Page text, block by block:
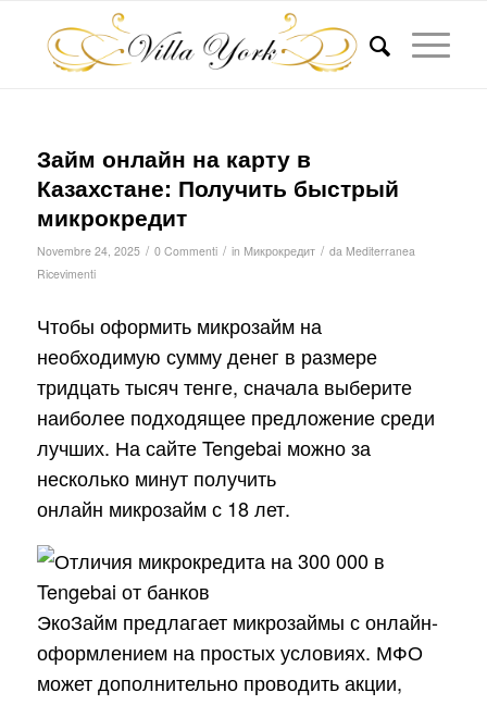
Займ онлайн на карту в
Казахстане: Получить быстрый
микрокредит
Novembre 24, 2025 / 0 Commenti / in Микрокредит / da Mediterranea
Ricevimenti
Чтобы оформить микрозайм на
необходимую сумму денег в размере
тридцать тысяч тенге, сначала выберите
наиболее подходящее предложение среди
лучших. На сайте Tengebai можно за
несколько минут получить
онлайн микрозайм с 18 лет.
ЭкоЗайм предлагает микрозаймы с онлайн-
оформлением на простых условиях. МФО
может дополнительно проводить акции,